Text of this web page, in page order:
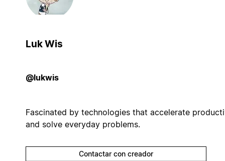
Luk Wis
@lukwis
Fascinated by technologies that accelerate
and solve everyday problems.
Contactar con creador